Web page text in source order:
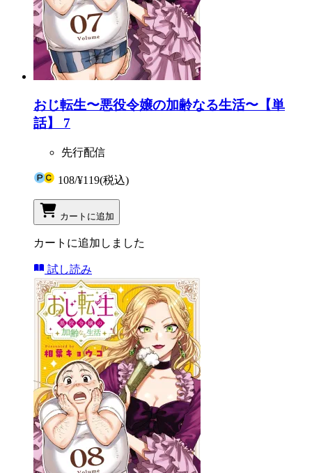
おじ転生〜悪役令嬢の加齢なる生活〜【単
話】 7
先行配信
108/¥119(税込)
カートに追加
カートに追加しました
試し読み